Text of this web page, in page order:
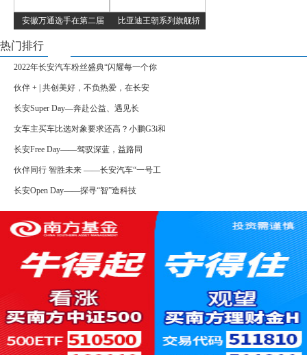
安徽万通选手在第二届 比亚迪王朝系列旗舰轿
热门排行
2022年长安汽车粉丝盛典“闪耀每一个你
伙伴 + | 共创美好，不负热爱，在长安
长安Super Day—奔赴公益、遇见长
女车主买车比选对象要求还高？小鹏G3i和
长安Free Day——驾驭深蓝，益路同
伙伴同行 智胜未来 ——长安汽车“一号工
长安Open Day——探寻“智”造科技